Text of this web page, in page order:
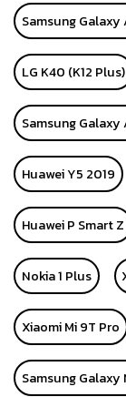
Samsung
LG K40 (K12 Plus)
Samsung
Huawei Y5 2019
Huawei P Smart Z
Nokia 1 Plus
Xiaomi Mi 9T Pro
Samsung Galaxy